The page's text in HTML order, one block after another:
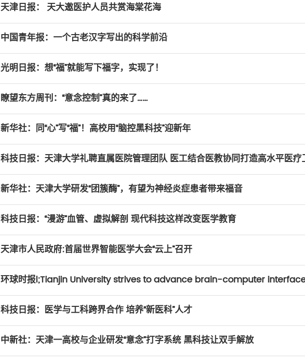
天津日报： 天大邀医护人员共赏海棠花海
中国青年报：一个古老汉字写出的科学前沿
光明日报：想“福”就能写下福字，实现了！
瞭望东方周刊：“意念控制”真的来了……
新华社：同“心”写“福”！高校用“脑控黑科技”迎新年
科技日报：天津大学礼聘直属医院管理团队 医工结合医教协同打造高水平医疗
新华社：天津大学研发“团簇酶”，有望为神经炎症患者带来福音
科技日报：“漫游”血管、虚拟解剖 现代科技这样改变医学教育
天津市人民政府:首届世界智能医学大会“云上”召开
环球时报l;Tianjin University strives to advance brain-computer
科技日报：医学与工科跨界合作 培养“新医科”人才
中新社：天津一高校与企业研发“意念”打字系统 黑科技让双手解放